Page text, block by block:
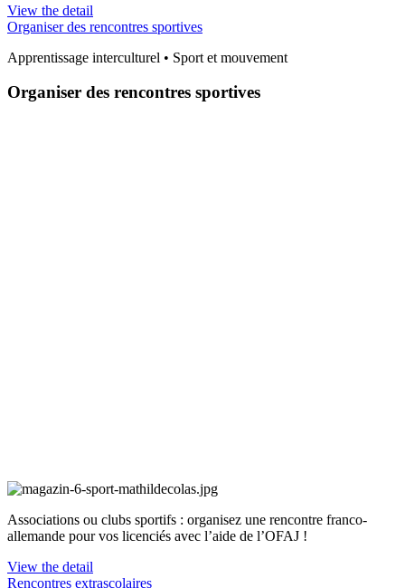
View the detail
Organiser des rencontres sportives
Apprentissage interculturel • Sport et mouvement
Organiser des rencontres sportives
Associations ou clubs sportifs : organisez une rencontre franco-
allemande pour vos licenciés avec l’aide de l’OFAJ !
View the detail
Rencontres extrascolaires